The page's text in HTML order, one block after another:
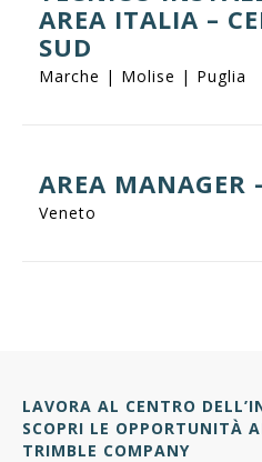
AREA ITALIA –
SUD
Marche | Molise | Puglia
AREA MANAGER
Veneto
LAVORA AL CENTRO
SCOPRI LE OPPORTUNITÀ
TRIMBLE COMPANY